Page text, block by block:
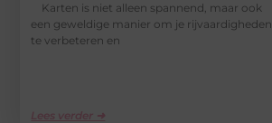
Karten is niet alleen spannend, maar ook
een geweldige manier om je rijvaardigheden
te verbeteren en
Lees verder ➜